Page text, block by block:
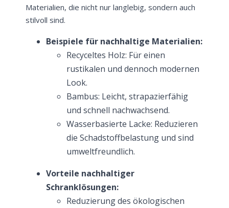
Materialien, die nicht nur langlebig, sondern auch
stilvoll sind.
Beispiele für nachhaltige Materialien:
Recyceltes Holz: Für einen
rustikalen und dennoch modernen
Look.
Bambus: Leicht, strapazierfähig
und schnell nachwachsend.
Wasserbasierte Lacke: Reduzieren
die Schadstoffbelastung und sind
umweltfreundlich.
Vorteile nachhaltiger
Schranklösungen:
Reduzierung des ökologischen